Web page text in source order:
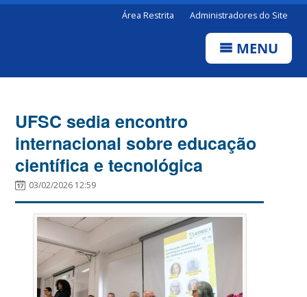
Área Restrita Administradores do Site
MENU
UFSC sedia encontro
internacional sobre educação
científica e tecnológica
03/02/2026 12:59